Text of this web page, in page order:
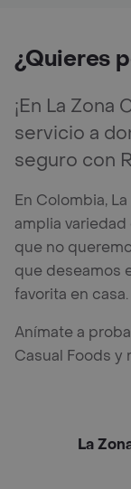
¿Quieres
¡En La Zona
servicio a
seguro con
En Colombia,
amplia
que no
que deseamos
favorita en casa.
Anímate a
Casual Foods
La